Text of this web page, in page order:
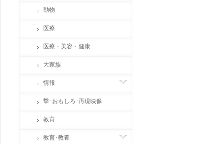
動物
医療
医療・美容・健康
大家族
情報
撃･おもしろ･再現映像
教育
教育･教養